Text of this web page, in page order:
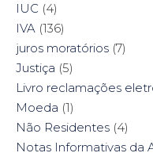
IUC (4)
IVA (136)
juros moratórios (7)
Justiça (5)
Livro reclamações
Moeda (1)
Não Residentes (4)
Notas Informativas da